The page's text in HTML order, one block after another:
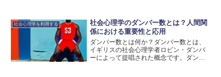
社会心理学を利用する
社会心理学のダンバー数とは？人間関
係における重要性と応用
ダンバー数とは何か？ダンバー数とは、
イギリスの社会心理学者ロビン・ダンバ
ーによって提唱された概念です。ダンバ